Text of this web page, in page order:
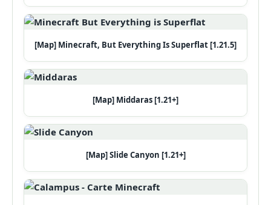
[Map] Minecraft, But Everything Is Superflat [1.21.5]
[Map] Middaras [1.21+]
[Map] Slide Canyon [1.21+]